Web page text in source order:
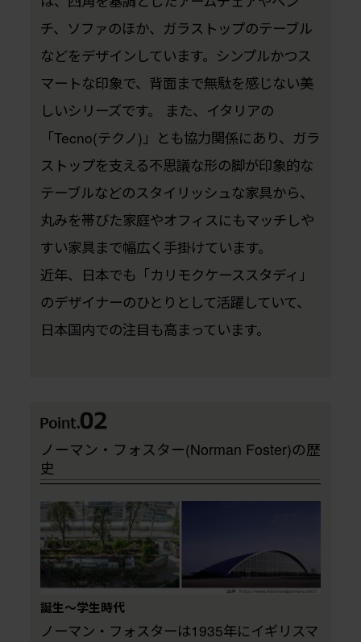
チ、ソファのほか、ガラストップのテーブル
などをデザインしています。シンプルかつス
マートな印象で、背面まで無駄を感じない美
しいシリーズです。 また、イタリアの
「Tecno(テクノ)」とも協力関係にあり、ガラ
ストップを支える不思議な形の脚が印象的な
テーブルなどのスタイリッシュな家具から、
丸みを帯びた家庭やオフィスにもマッチしや
すい家具まで幅広く手掛けています。
近年、日本でも「カリモクケーススタディ」
のデザイナーのひとりとして活躍していて、
日本国内での注目も高まっています。
ノーマン・フォスター(Norman Foster)の歴
史
誕生～学生時代
ノーマン・フォスターは1935年にイギリスマ